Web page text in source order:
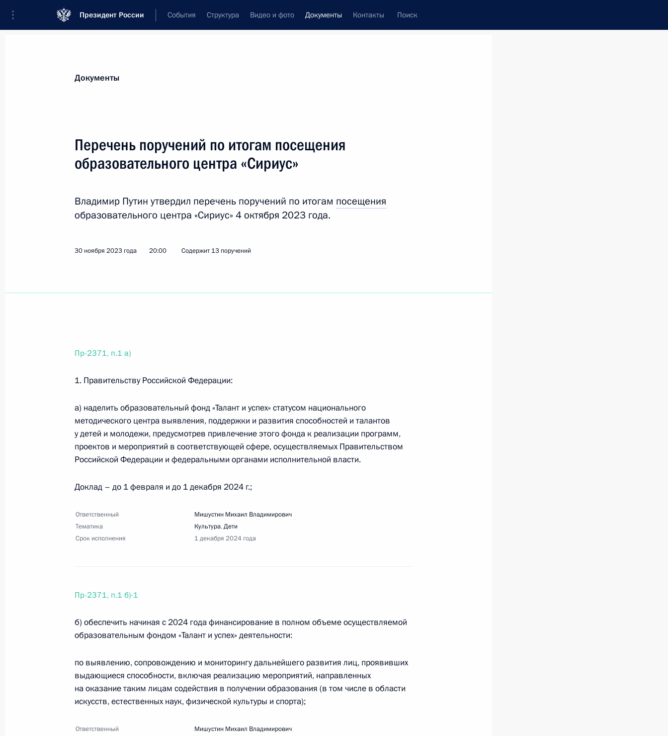
Президент России События Структура Видео и фото Документы Контакты Поиск
Все поручения
Все поручения
Показать следующие материалы
23 декабря 2023 года, суббота
23 декабря 2023 года, 15:00 13 поручений
Перечень поручений по итогам заседания Совета при Президенте по развитию
Перечень поручений по результатам проверки хода исполнения поручений
Президента по вопросам создания социально ориентированной системы
газификации и газоснабжения населения страны
Перечень поручений по вопросам призыва граждан на военную службу
18 декабря 2023 года, 19:30 11 поручений
7 декабря 2023 года, 22:00 17 поручений
30 ноября 2023 года, четверг
Перечень поручений по итогам посещения образовательного центра «Сириус»
30 ноября 2023 года, 20:00 13 поручений
Документы
Перечень поручений по итогам посещения
образовательного центра «Сириус»
Владимир Путин утвердил перечень поручений по итогам посещения
образовательного центра «Сириус» 4 октября 2023 года.
30 ноября 2023 года 20:00 Содержит 13 поручений
Пр-2371, п.1 а)
1. Правительству Российской Федерации:
а) наделить образовательный фонд «Талант и успех» статусом национального
методического центра выявления, поддержки и развития способностей и талантов
у детей и молодежи, предусмотрев привлечение этого фонда к реализации программ,
проектов и мероприятий в соответствующей сфере, осуществляемых Правительством
Российской Федерации и федеральными органами исполнительной власти.
Доклад – до 1 февраля и до 1 декабря 2024 г.;
Ответственный
Мишустин Михаил Владимирович
Тематика
Культура,Дети
Срок исполнения
1 декабря 2024 года
Пр-2371, п.1 б)-1
б) обеспечить начиная с 2024 года финансирование в полном объеме осуществляемой
образовательным фондом «Талант и успех» деятельности:
по выявлению, сопровождению и мониторингу дальнейшего развития лиц, проявивших
выдающиеся способности, включая реализацию мероприятий, направленных
на оказание таким лицам содействия в получении образования (в том числе в области
искусств, естественных наук, физической культуры и спорта);
Ответственный
Мишустин Михаил Владимирович